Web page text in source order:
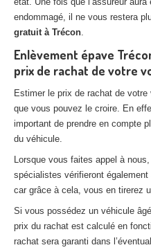
01
endommagé, il ne vous restera
gratuit à Trécon.
Enlèvement épave
prix de rachat de votre
Estimer le prix de rachat de
que vous pouvez le croire. En
important de prendre en compte
du véhicule.
Lorsque vous faites appel à
spécialistes vérifieront
car grâce à cela, vous en tirerez
Si vous possédez un véhicule
prix du rachat est calculé en
rachat sera garanti dans